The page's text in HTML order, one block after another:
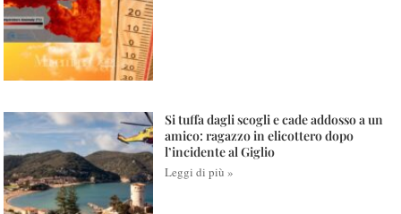
Si tuffa dagli scogli e cade addosso a un
amico: ragazzo in elicottero dopo
l’incidente al Giglio
Leggi di più »